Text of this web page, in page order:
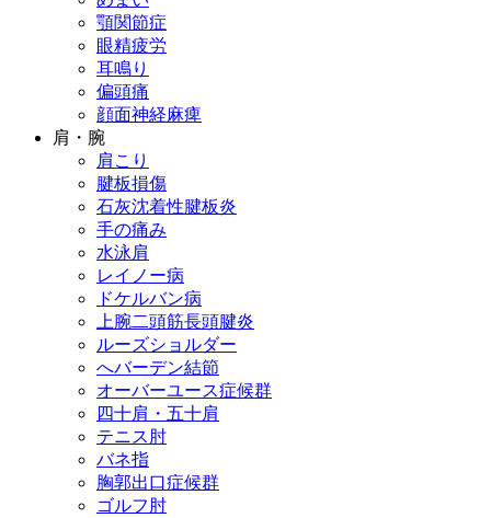
顎関節症
眼精疲労
耳鳴り
偏頭痛
顔面神経麻痺
肩・腕
肩こり
腱板損傷
石灰沈着性腱板炎
手の痛み
水泳肩
レイノー病
ドケルバン病
上腕二頭筋長頭腱炎
ルーズショルダー
へバーデン結節
オーバーユース症候群
四十肩・五十肩
テニス肘
バネ指
胸郭出口症候群
ゴルフ肘